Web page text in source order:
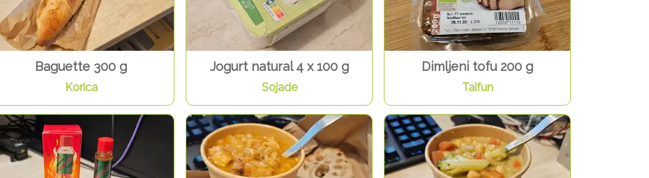
Baguette 300 g
Korica
Jogurt natural 4 x 100 g
Sojade
Dimljeni tofu 200 g
Taifun